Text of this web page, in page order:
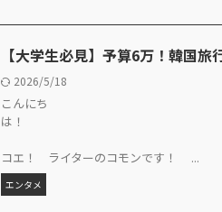
【大学生必見】予算6万！韓国旅
2026/5/18
こんにち
コエ！ ライターのコモンです！ ...
エンタメ